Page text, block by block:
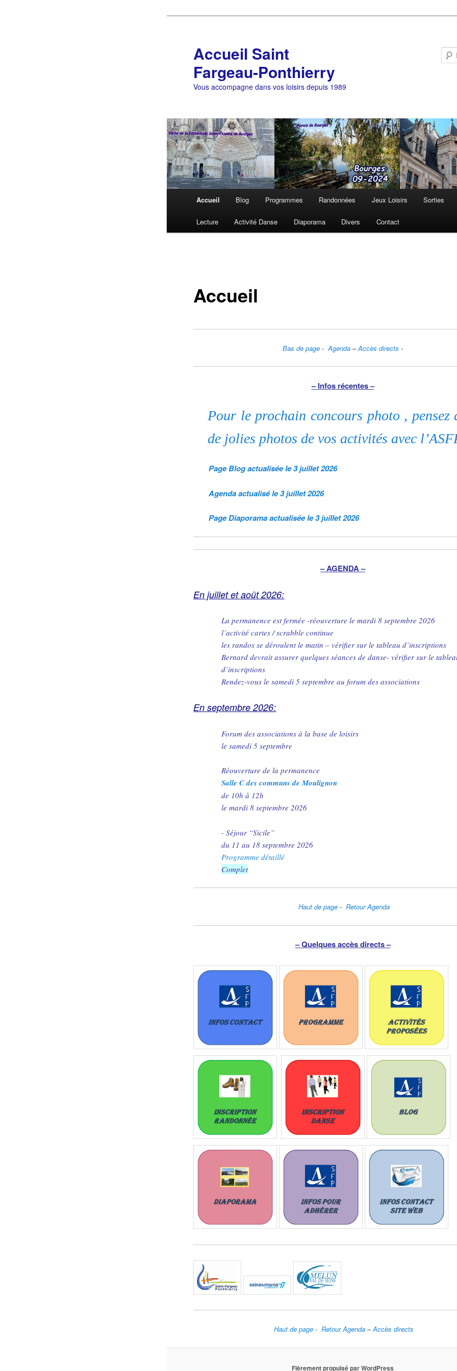
Accueil Saint
Fargeau-Ponthierry
Vous accompagne dans vos loisirs depuis 1989
Accueil Blog Programmes Randonnées Jeux Loisirs Sorties
Lecture Activité Danse Diaporama Divers Contact
Accueil
Bas de page -Agenda –Accès directs -
– Infos récentes –
Pour le prochain concours photo , pensez
de jolies photos de vos activités avec
Page Blog actualisée le 3 juillet 2026
Agenda actualisé le3 juillet 2026
Page Diaporama actualisée le 3 juillet 2026
– AGENDA –
En juillet et août 2026:
La permanence est fermée -réouverture le mardi 8 septembre 2026
l’activité cartes / scrabble continue
les randos se déroulent le matin – vérifier sur le tableau d’inscriptions
Bernard devrait assurer quelques séances de danse- vérifier sur le
d’inscriptions
Rendez-vous le samedi 5 septembre au forum des associations
En septembre 2026:
Forum des associations à la base de loisirs
le samedi 5 septembre
Réouverture de la permanence
Salle C des communs de Moulignon
de 10h à 12h
le mardi 8 septembre 2026
- Séjour “Sicile”
du 11 au 18 septembre 2026
Programme détaillé
Complet
Haut de page- Retour Agenda
– Quelques accès directs –
Haut de page - Retour Agenda –Accès directs
Fièrement propulsé par WordPress